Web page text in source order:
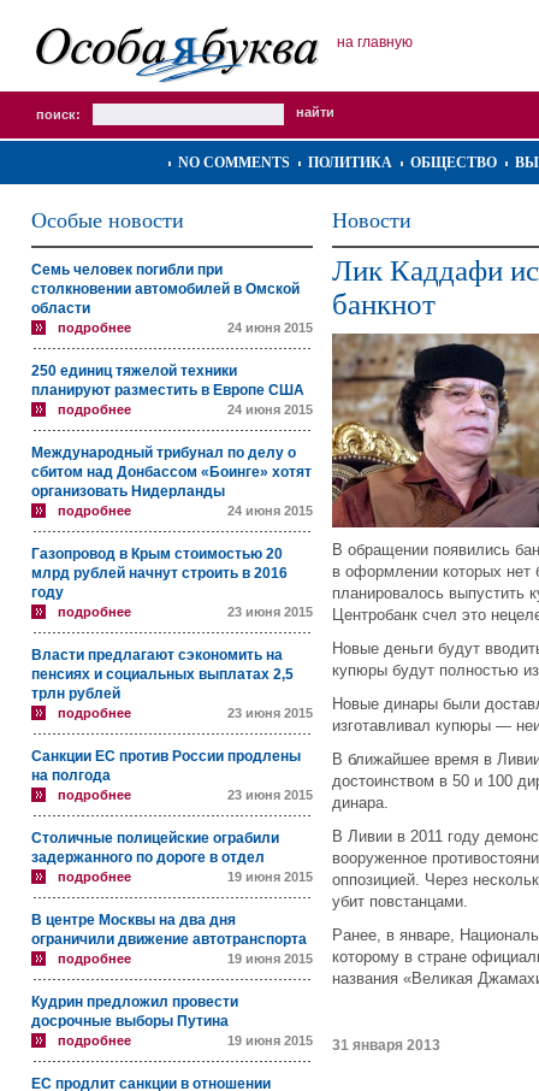
на главную
поиск:
NO COMMENTS ПОЛИТИКА ОБЩЕСТВО
Особые новости
Семь человек погибли при
столкновении автомобилей в Омской
области
подробнее 24 июня 2015
250 единиц тяжелой техники
планируют разместить в Европе США
подробнее 24 июня 2015
Международный трибунал по делу о
сбитом над Донбассом «Боинге» хотят
организовать Нидерланды
подробнее 24 июня 2015
Газопровод в Крым стоимостью 20
млрд рублей начнут строить в 2016
году
подробнее 23 июня 2015
Власти предлагают сэкономить на
пенсиях и социальных выплатах 2,5
трлн рублей
подробнее 23 июня 2015
Санкции ЕС против России продлены
на полгода
подробнее 23 июня 2015
Столичные полицейские ограбили
задержанного по дороге в отдел
подробнее 19 июня 2015
В центре Москвы на два дня
ограничили движение автотранспорта
подробнее 19 июня 2015
Кудрин предложил провести
досрочные выборы Путина
подробнее 19 июня 2015
ЕС продлит санкции в отношении
Новости
Лик Каддафи
банкнот
В обращении появились
в оформлении которых нет
планировалось выпустить
Центробанк счел это
Новые деньги будут
купюры будут полностью
Новые динары были
изготавливал купюры —
В ближайшее время в
достоинством в 50 и 100
динара.
В Ливии в 2011 году
вооруженное
оппозицией. Через
убит повстанцами.
Ранее, в январе,
которому в стране
названия «Великая
31 января 2013